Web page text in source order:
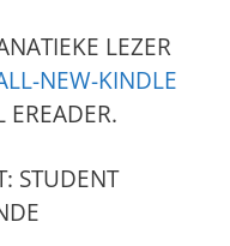
LEZER
NEW-KINDLE
EREADER.
STUDENT